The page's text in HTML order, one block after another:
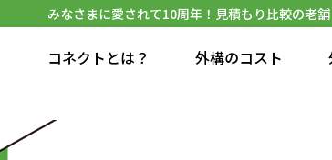
みなさまに愛されて10周年！見積もり比較の老舗
コネクトとは？ 外構のコスト